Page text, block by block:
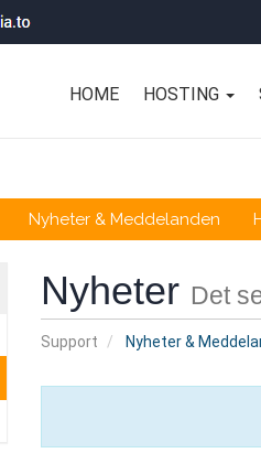
HOME HOSTING
Nyheter & Meddelanden
Nyheter Det
Support Nyheter &